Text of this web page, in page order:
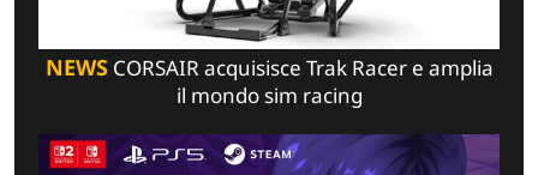
NEWSCORSAIR acquisisce Trak Racer e amplia
il mondo sim racing